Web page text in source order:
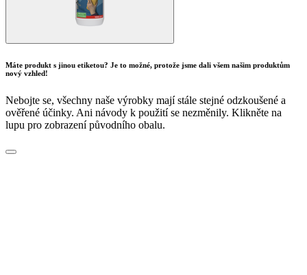
Máte produkt s jinou etiketou? Je to možné, protože jsme dali všem našim produktům
nový vzhled!
Nebojte se, všechny naše výrobky mají stále stejné odzkoušené a
ověřené účinky. Ani návody k použití se nezměnily. Klikněte na
lupu pro zobrazení původního obalu.